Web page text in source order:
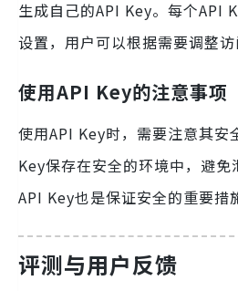
生成自己的API Key。每个API
设置，用户可以根据需要调整访
使用API Key的注意事项
使用API Key时，需要注意其安
Key保存在安全的环境中，避免
API Key也是保证安全的重要措
评测与用户反馈